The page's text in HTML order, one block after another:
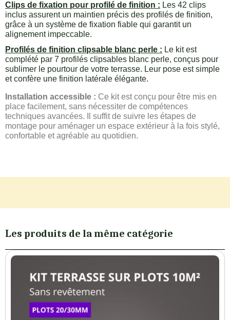
Clips de fixation pour profilé de finition : Les 42 clips
inclus assurent un maintien précis des profilés de finition,
grâce à un système de fixation fiable qui garantit un
alignement impeccable.
Profilés de finition clipsable blanc perle : Le kit est
complété par 7 profilés clipsables blanc perle, conçus pour
sublimer le pourtour de votre terrasse. Leur pose est simple
et confère une finition latérale élégante.
Installation accessible : Ce kit est conçu pour être mis en
place facilement, sans nécessiter de compétences
techniques avancées. Il suffit de suivre les étapes de
montage pour aménager un espace extérieur à la fois stylé,
confortable et agréable au quotidien.
Les produits de la même catégorie